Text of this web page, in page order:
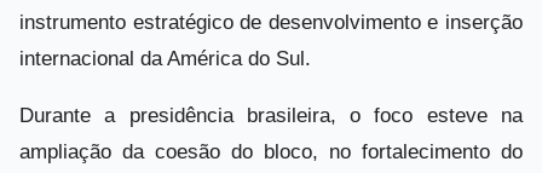
instrumento estratégico de desenvolvimento e inserção
internacional da América do Sul.
Durante a presidência brasileira, o foco esteve na
ampliação da coesão do bloco, no fortalecimento do